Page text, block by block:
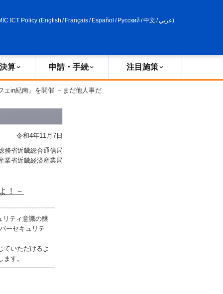
ICT Policy (English / Français/ Español / Русский /中文 /عربي)
算 申請・手続 注目施策
ェin紀南」を開催 －まだ他人事だ
令和4年11月7日
務省近畿総合通信局
業省近畿経済産業局
！－
リティ意識の醸
ーセキュリテ
ていただけるよ
す。